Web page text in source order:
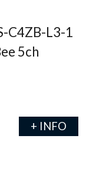
C4ZB-L3-1
5ch
+ INFO